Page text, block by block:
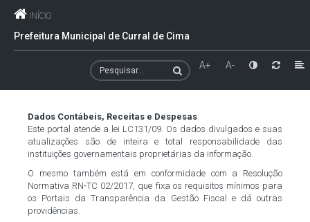
INÍCIO
Prefeitura Municipal de Curral de Cima
A+ A-
Dados Contábeis, Receitas e Despesas
Este portal atende a lei LC131/09. Os dados divulgados e suas
atualizações são de inteira e total responsabilidade das
instituições governamentais proprietárias da informação.
O mesmo também está em conformidade com a Resolução
Normativa RN-TC 02/2017, que fixa os requisitos mínimos para
os Portais da Transparência da Gestão Fiscal e dá outras
providências.